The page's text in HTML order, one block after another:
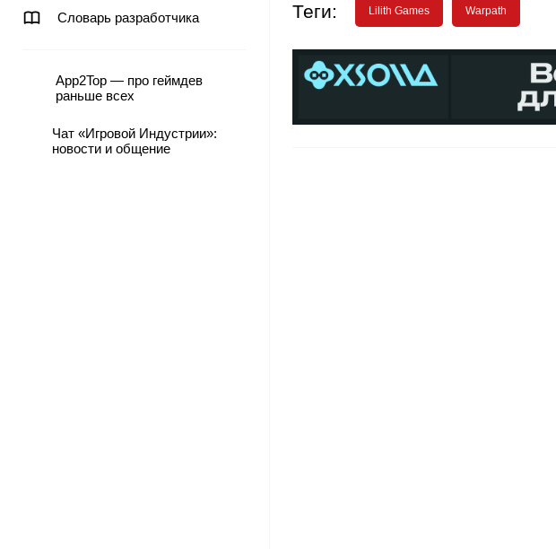
Словарь разработчика
App2Top — про геймдев
раньше всех
Чат «Игровой Индустрии»:
новости и общение
Теги: Lilith Games Warpath